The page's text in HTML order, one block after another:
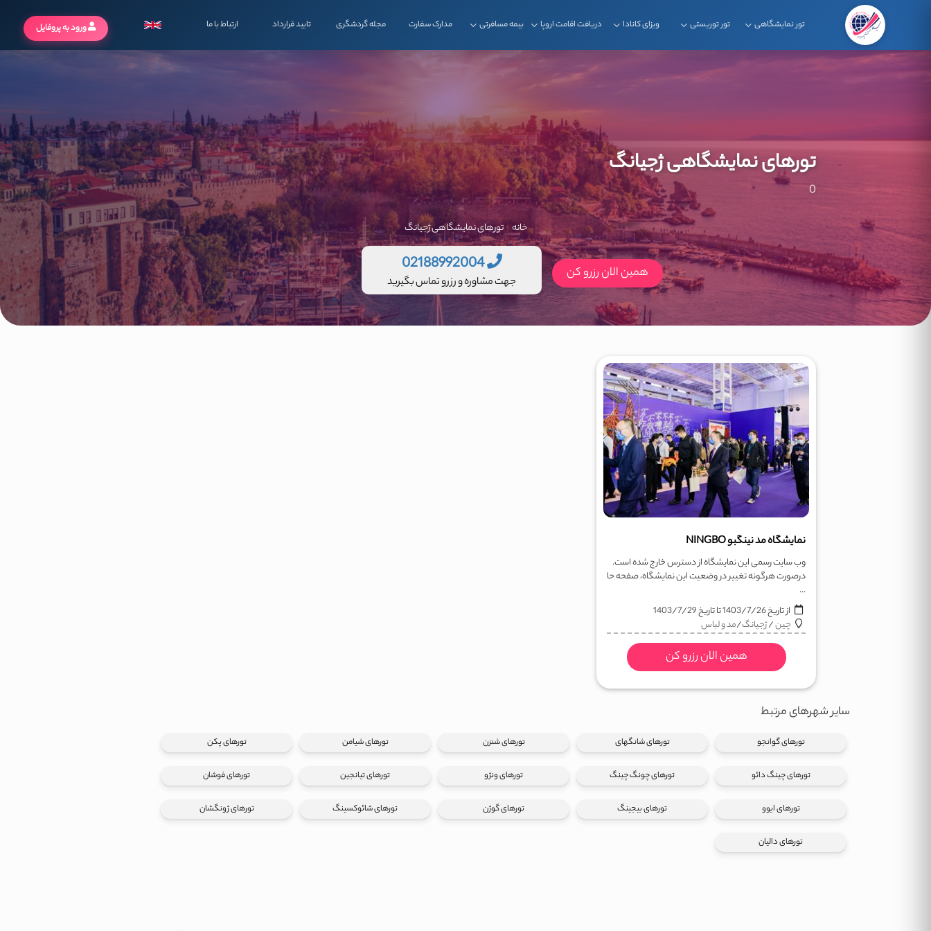
تور نمایشگاهی تور توریستی ویزای کانادا دریافت اقامت اروپا بیمه مسافرتی مدارک سفارت مجله گردشگری تایید قرارداد ارتباط با ما ورود به پروفایل
تورهای نمایشگاهی ژجیانگ
0
خانه تورهای نمایشگاهی ژجیانگ
همین الان رزرو کن 02188992004
جهت مشاوره و رزرو تماس بگیرید
نمایشگاه مد نینگبو NINGBO
وب سایت رسمی این نمایشگاه از دسترس خارج شده است.
درصورت هرگونه تغییر در وضعیت این نمایشگاه، صفحه حا
...
از تاریخ1403/7/26تا تاریخ1403/7/29
چین/ژجیانگ/مد و لباس
همین الان رزرو کن
سایر شهرهای مرتبط
تورهای گوانجو تورهای شانگهای تورهای شنزن تورهای شیامن تورهای پکن
تورهای چینگ دائو تورهای چونگ چینگ تورهای ونژو تورهای تیانجین تورهای فوشان
تورهای ایوو تورهای بیجینگ تورهای گوژن تورهای شائوکسینگ تورهای ژونگشان
تورهای دالیان